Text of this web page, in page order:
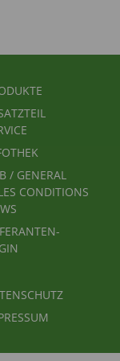
/ GENERAL
CONDITIONS
3